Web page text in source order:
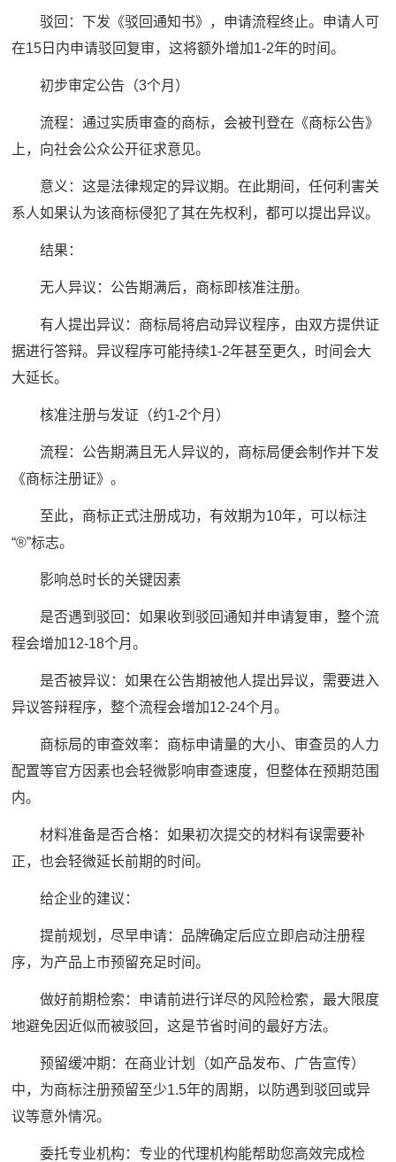
驳回：下发《驳回通知书》，申请流程终止。申请人可
在15日内申请驳回复审，这将额外增加1-2年的时间。
初步审定公告（3个月）
流程：通过实质审查的商标，会被刊登在《商标公告》
上，向社会公众公开征求意见。
意义：这是法律规定的异议期。在此期间，任何利害关
系人如果认为该商标侵犯了其在先权利，都可以提出异议。
结果：
无人异议：公告期满后，商标即核准注册。
有人提出异议：商标局将启动异议程序，由双方提供证
据进行答辩。异议程序可能持续1-2年甚至更久，时间会大
大延长。
核准注册与发证（约1-2个月）
流程：公告期满且无人异议的，商标局便会制作并下发
《商标注册证》。
至此，商标正式注册成功，有效期为10年，可以标注
“®”标志。
影响总时长的关键因素
是否遇到驳回：如果收到驳回通知并申请复审，整个流
程会增加12-18个月。
是否被异议：如果在公告期被他人提出异议，需要进入
异议答辩程序，整个流程会增加12-24个月。
商标局的审查效率：商标申请量的大小、审查员的人力
配置等官方因素也会轻微影响审查速度，但整体在预期范围
内。
材料准备是否合格：如果初次提交的材料有误需要补
正，也会轻微延长前期的时间。
给企业的建议：
提前规划，尽早申请：品牌确定后应立即启动注册程
序，为产品上市预留充足时间。
做好前期检索：申请前进行详尽的风险检索，最大限度
地避免因近似而被驳回，这是节省时间的最好方法。
预留缓冲期：在商业计划（如产品发布、广告宣传）
中，为商标注册预留至少1.5年的周期，以防遇到驳回或异
议等意外情况。
委托专业机构：专业的代理机构能帮助您高效完成检